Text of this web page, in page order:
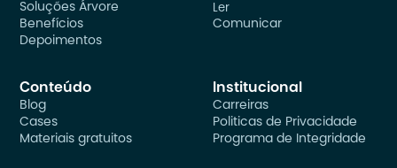
Soluções Árvore
Benefícios
Depoimentos
Ler
Comunicar
Conteúdo
Blog
Cases
Materiais gratuitos
Institucional
Carreiras
Politicas de Privacidade
Programa de Integridade